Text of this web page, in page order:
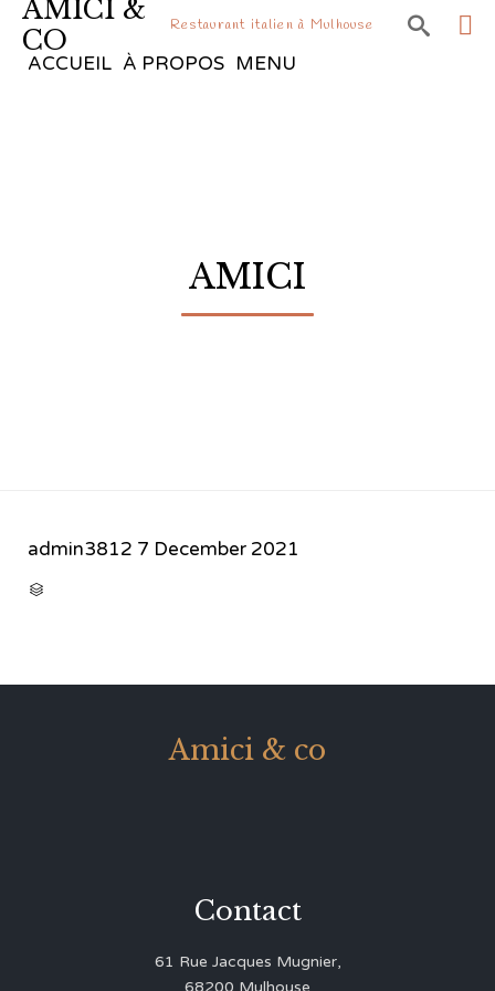
AMICI &
CO
Restaurant italien à Mulhouse 
ACCUEIL À PROPOS MENU
AMICI
admin3812 7 December 2021

Amici & co
Contact
61 Rue Jacques Mugnier,